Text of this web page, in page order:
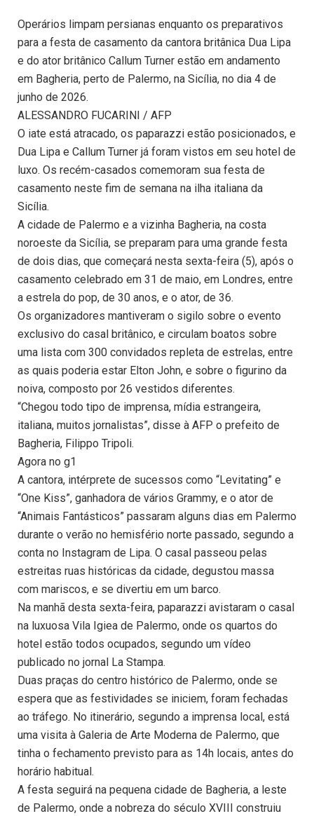
Operários limpam persianas enquanto os preparativos
para a festa de casamento da cantora britânica Dua Lipa
e do ator britânico Callum Turner estão em andamento
em Bagheria, perto de Palermo, na Sicília, no dia 4 de
junho de 2026.
ALESSANDRO FUCARINI / AFP
O iate está atracado, os paparazzi estão posicionados, e
Dua Lipa e Callum Turner já foram vistos em seu hotel de
luxo. Os recém-casados comemoram sua festa de
casamento neste fim de semana na ilha italiana da
Sicília.
A cidade de Palermo e a vizinha Bagheria, na costa
noroeste da Sicília, se preparam para uma grande festa
de dois dias, que começará nesta sexta-feira (5), após o
casamento celebrado em 31 de maio, em Londres, entre
a estrela do pop, de 30 anos, e o ator, de 36.
Os organizadores mantiveram o sigilo sobre o evento
exclusivo do casal britânico, e circulam boatos sobre
uma lista com 300 convidados repleta de estrelas, entre
as quais poderia estar Elton John, e sobre o figurino da
noiva, composto por 26 vestidos diferentes.
“Chegou todo tipo de imprensa, mídia estrangeira,
italiana, muitos jornalistas”, disse à AFP o prefeito de
Bagheria, Filippo Tripoli.
Agora no g1
A cantora, intérprete de sucessos como “Levitating” e
“One Kiss”, ganhadora de vários Grammy, e o ator de
“Animais Fantásticos” passaram alguns dias em Palermo
durante o verão no hemisfério norte passado, segundo a
conta no Instagram de Lipa. O casal passeou pelas
estreitas ruas históricas da cidade, degustou massa
com mariscos, e se divertiu em um barco.
Na manhã desta sexta-feira, paparazzi avistaram o casal
na luxuosa Vila Igiea de Palermo, onde os quartos do
hotel estão todos ocupados, segundo um vídeo
publicado no jornal La Stampa.
Duas praças do centro histórico de Palermo, onde se
espera que as festividades se iniciem, foram fechadas
ao tráfego. No itinerário, segundo a imprensa local, está
uma visita à Galeria de Arte Moderna de Palermo, que
tinha o fechamento previsto para as 14h locais, antes do
horário habitual.
A festa seguirá na pequena cidade de Bagheria, a leste
de Palermo, onde a nobreza do século XVIII construiu